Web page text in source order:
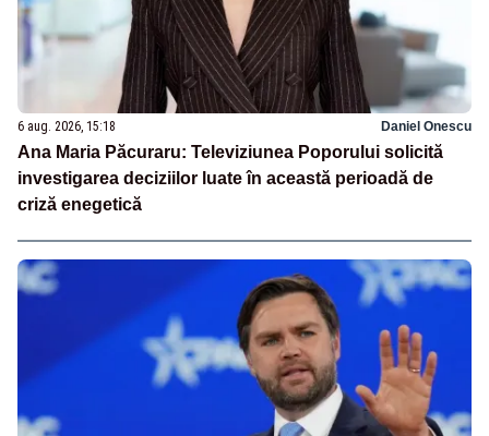
6 aug. 2026, 15:18 Daniel Onescu
Ana Maria Păcuraru: Televiziunea Poporului solicită
investigarea deciziilor luate în această perioadă de
criză enegetică